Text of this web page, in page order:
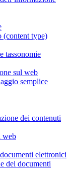
(content type)
tassonomie
sul web
semplice
dei contenuti
web
elettronici
dei documenti